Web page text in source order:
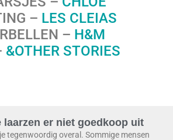
– LES CLEIAS
– H&M
&OTHER STORIES
laarzen er niet goedkoop uit
tegenwoordig overal. Sommige mensen